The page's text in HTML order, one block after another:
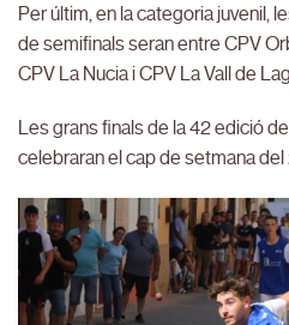
Per últim, en la categoria juvenil,
de semifinals seran entre CPV
CPV La Nucia i CPV La Vall de
Les grans finals de la 42 edició
celebraran el cap de setmana del